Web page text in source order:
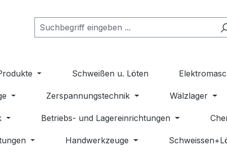
Schweißen u. Löten
Zerspannungstechnik Wälzlager
Betriebs- und Lagereinrichtungen
Handwerkzeuge